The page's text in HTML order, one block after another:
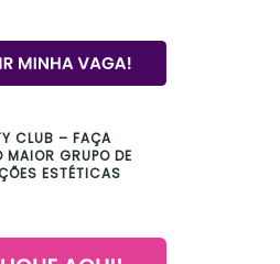
CLUB – FAÇA
MAIOR GRUPO DE
ESTÉTICAS